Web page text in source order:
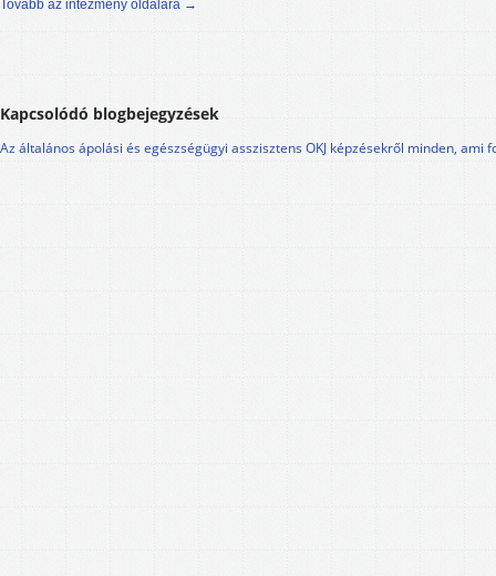
Tovább az intézmény oldalára →
Kapcsolódó blogbejegyzések
Az általános ápolási és egészségügyi asszisztens OKJ képzésekről minden, ami